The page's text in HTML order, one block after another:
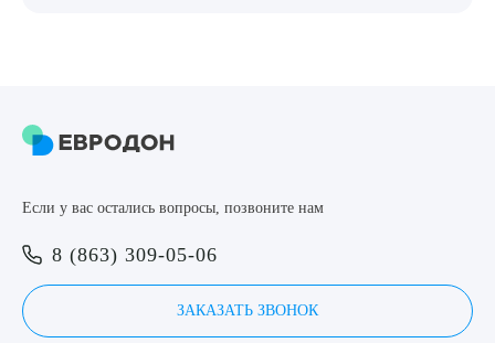
Если у вас остались вопросы, позвоните нам
8 (863) 309-05-06
ЗАКАЗАТЬ ЗВОНОК